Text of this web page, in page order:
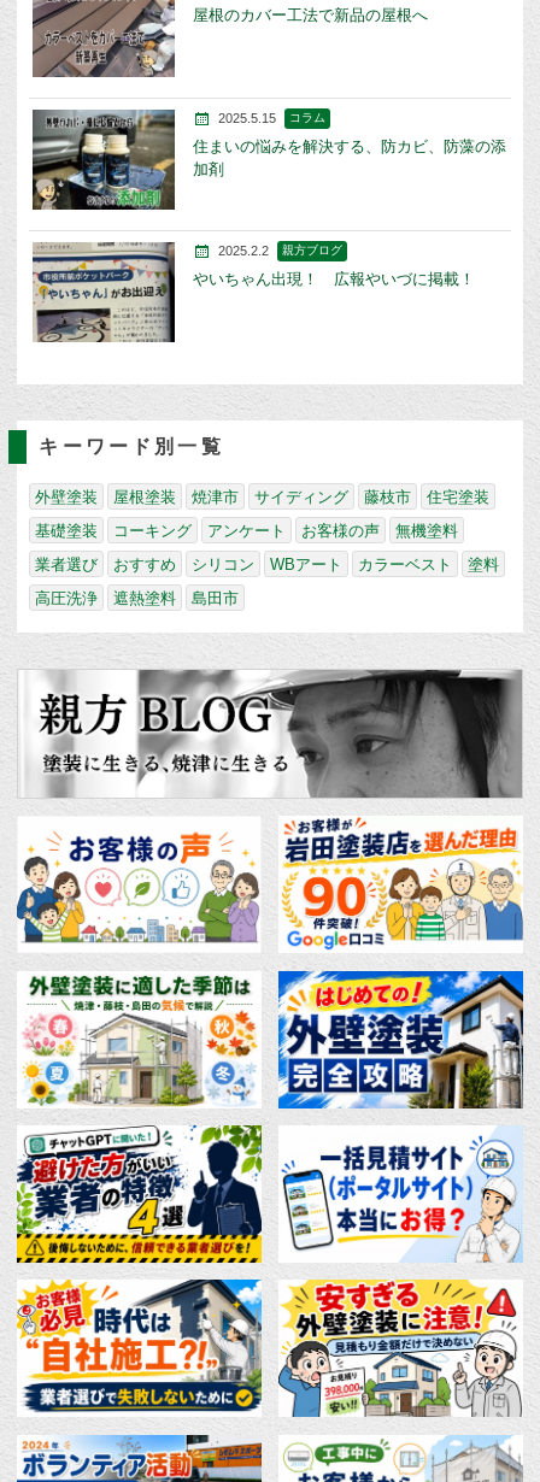
屋根のカバー工法で新品の屋根へ
2025.5.15 コラム
住まいの悩みを解決する、防カビ、防藻の添
加剤
2025.2.2 親方ブログ
やいちゃん出現！ 広報やいづに掲載！
キーワード別一覧
外壁塗装 屋根塗装 焼津市 サイディング 藤枝市
住宅塗装
基礎塗装
コーキング アンケート お客様の声
無機塗料
業者選び
おすすめ シリコン WBアート カラーベスト
塗料
高圧洗浄
遮熱塗料 島田市